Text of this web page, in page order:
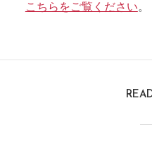
こちらをご覧ください。